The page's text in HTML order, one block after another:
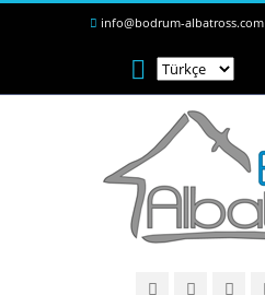
info@bodrum-albatross.com